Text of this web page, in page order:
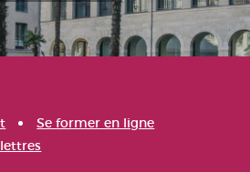
Se former en ligne